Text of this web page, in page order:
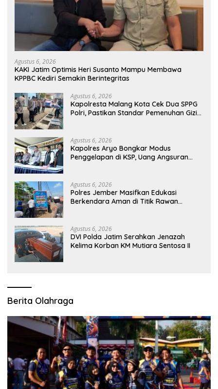
Agustus 6, 2026
KAKI Jatim Optimis Heri Susanto Mampu Membawa
KPPBC Kediri Semakin Berintegritas
Agustus 6, 2026
Kapolresta Malang Kota Cek Dua SPPG
Polri, Pastikan Standar Pemenuhan Gizi
Agustus 6, 2026
Kapolres Aryo Bongkar Modus
Penggelapan di KSP, Uang Angsuran
Agustus 6, 2026
Polres Jember Masifkan Edukasi
Berkendara Aman di Titik Rawan
Agustus 6, 2026
DVI Polda Jatim Serahkan Jenazah
Kelima Korban KM Mutiara Sentosa II
Berita Olahraga